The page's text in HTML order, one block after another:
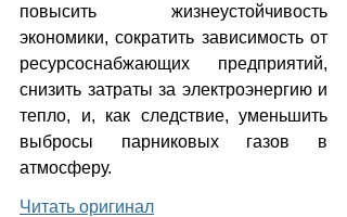
повысить жизнеустойчивость
экономики, сократить зависимость от
ресурсоснабжающих предприятий,
снизить затраты за электроэнергию и
тепло, и, как следствие, уменьшить
выбросы парниковых газов в
атмосферу.
Читать оригинал